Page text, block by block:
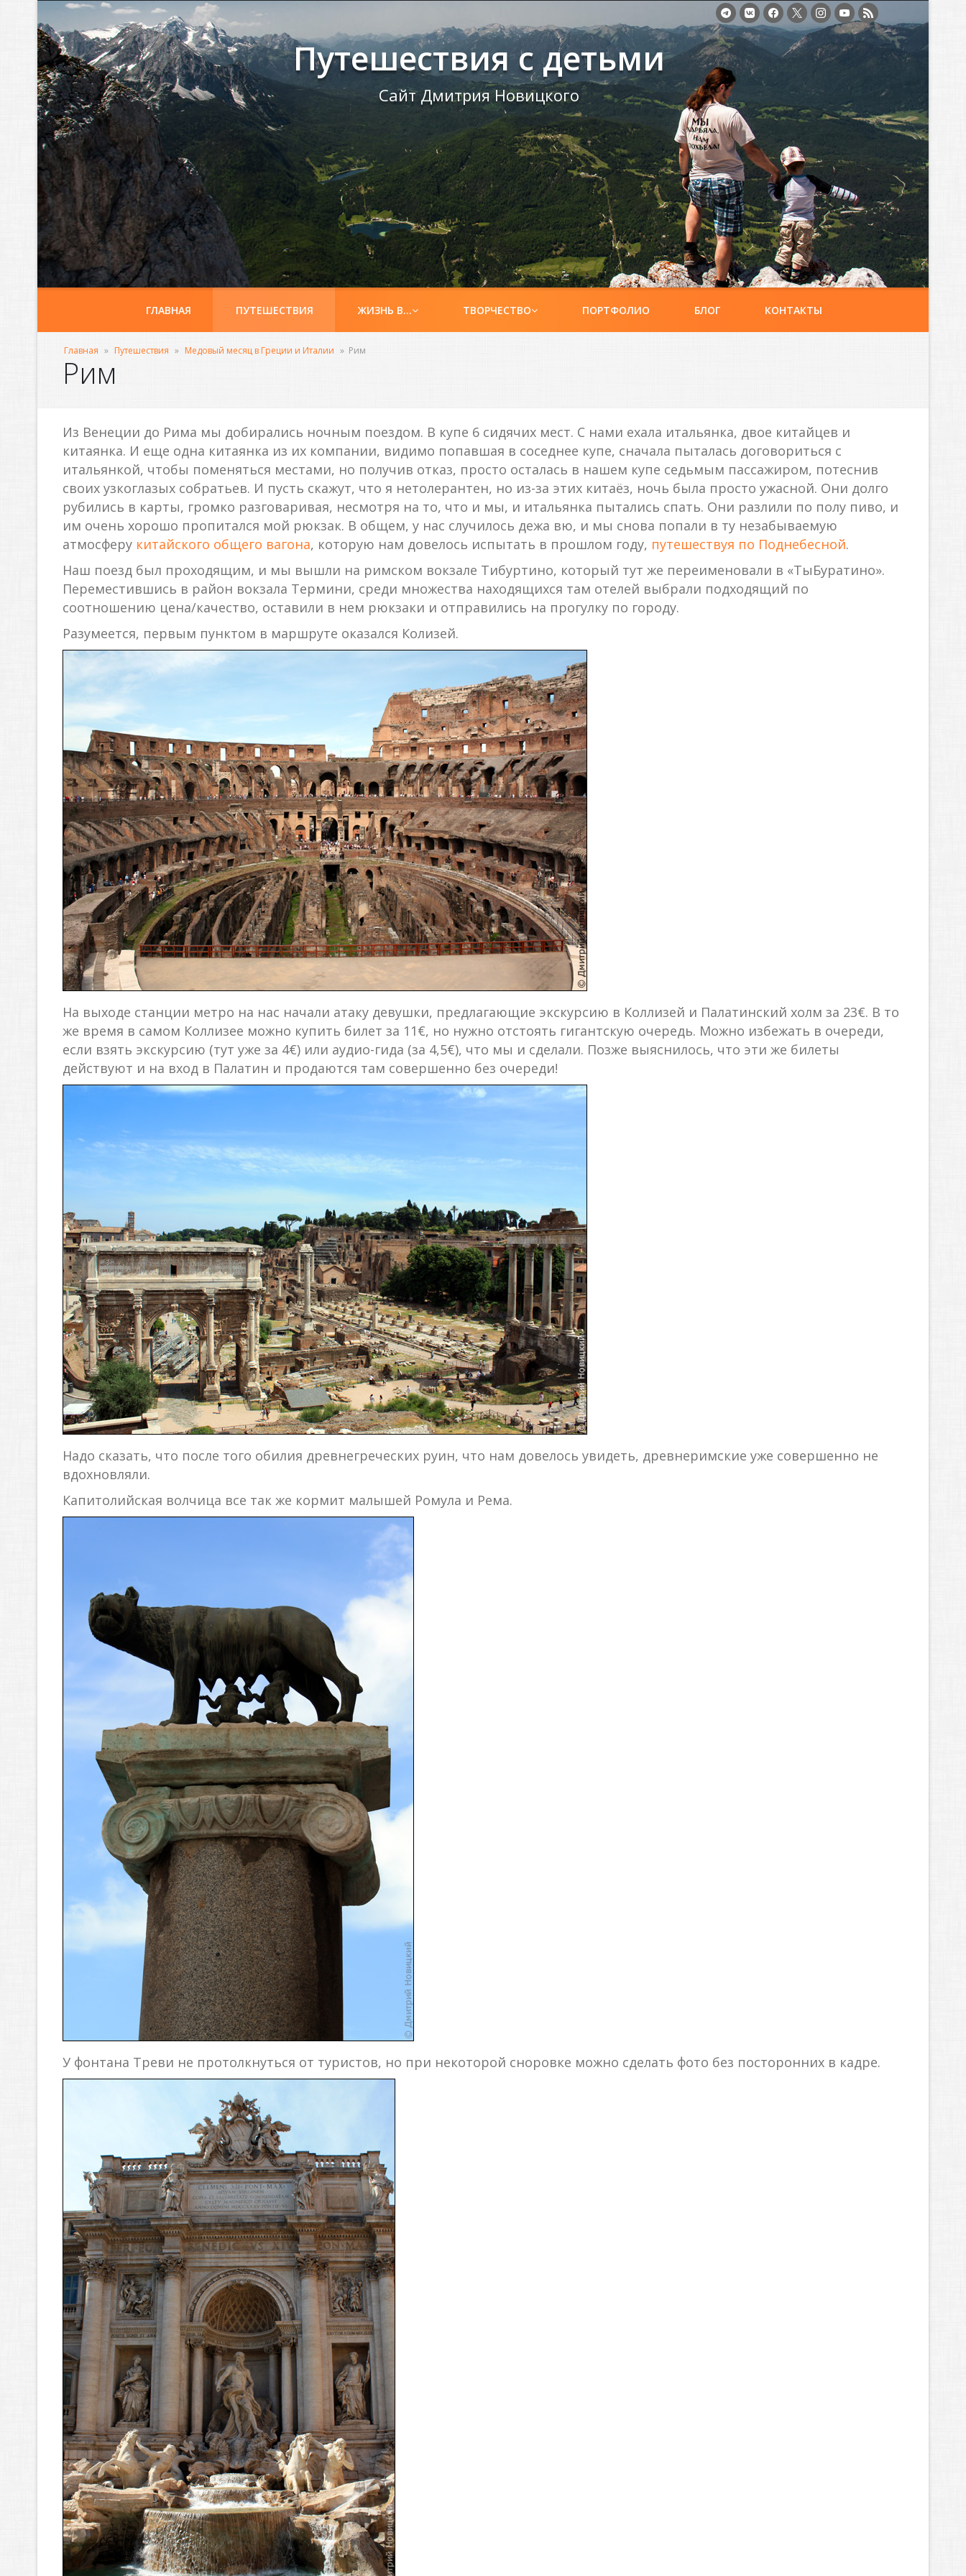
Путешествия с детьми
Сайт Дмитрия Новицкого
ГЛАВНАЯ ПУТЕШЕСТВИЯ ЖИЗНЬ В… ТВОРЧЕСТВО ПОРТФОЛИО БЛОГ КОНТАКТЫ
Главная » Путешествия » Медовый месяц в Греции и Италии » Рим
Рим
Из Венеции до Рима мы добирались ночным поездом. В купе 6 сидячих мест. С нами ехала итальянка, двое китайцев и
китаянка. И еще одна китаянка из их компании, видимо попавшая в соседнее купе, сначала пыталась договориться с
итальянкой, чтобы поменяться местами, но получив отказ, просто осталась в нашем купе седьмым пассажиром, потеснив
своих узкоглазых собратьев. И пусть скажут, что я нетолерантен, но из-за этих китаёз, ночь была просто ужасной. Они долго
рубились в карты, громко разговаривая, несмотря на то, что и мы, и итальянка пытались спать. Они разлили по полу пиво, и
им очень хорошо пропитался мой рюкзак. В общем, у нас случилось дежа вю, и мы снова попали в ту незабываемую
атмосферу китайского общего вагона, которую нам довелось испытать в прошлом году, путешествуя по Поднебесной.
Наш поезд был проходящим, и мы вышли на римском вокзале Тибуртино, который тут же переименовали в «ТыБуратино».
Переместившись в район вокзала Термини, среди множества находящихся там отелей выбрали подходящий по
соотношению цена/качество, оставили в нем рюкзаки и отправились на прогулку по городу.
Разумеется, первым пунктом в маршруте оказался Колизей.
На выходе станции метро на нас начали атаку девушки, предлагающие экскурсию в Коллизей и Палатинский холм за 23€. В то
же время в самом Коллизее можно купить билет за 11€, но нужно отстоять гигантскую очередь. Можно избежать в очереди,
если взять экскурсию (тут уже за 4€) или аудио-гида (за 4,5€), что мы и сделали. Позже выяснилось, что эти же билеты
действуют и на вход в Палатин и продаются там совершенно без очереди!
Надо сказать, что после того обилия древнегреческих руин, что нам довелось увидеть, древнеримские уже совершенно не
вдохновляли.
Капитолийская волчица все так же кормит малышей Ромула и Рема.
У фонтана Треви не протолкнуться от туристов, но при некоторой сноровке можно сделать фото без посторонних в кадре.